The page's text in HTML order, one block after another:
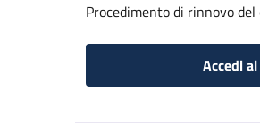
Procedimento di rinnovo
Accedi